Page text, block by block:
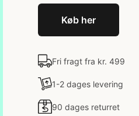
Køb her
Fri fragt fra kr. 499
1-2 dages levering
90 dages returret